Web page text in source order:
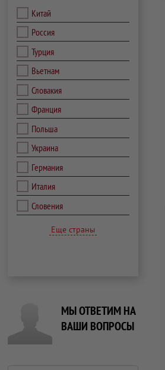
Китай
Россия
Турция
Вьетнам
Словакия
Франция
Польша
Украина
Германия
Италия
Словения
Еще страны
МЫ ОТВЕТИМ НА
ВАШИ ВОПРОСЫ